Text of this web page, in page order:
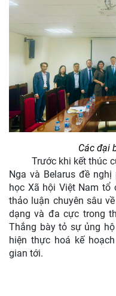
Các đại
Trước khi kết thúc
Nga và Belarus đề
học Xã hội Việt Nam tổ
thảo luận chuyên sâu
dạng và đa cực trong
Thắng bày tỏ sự ủng
hiện thực hoá kế
gian tới.